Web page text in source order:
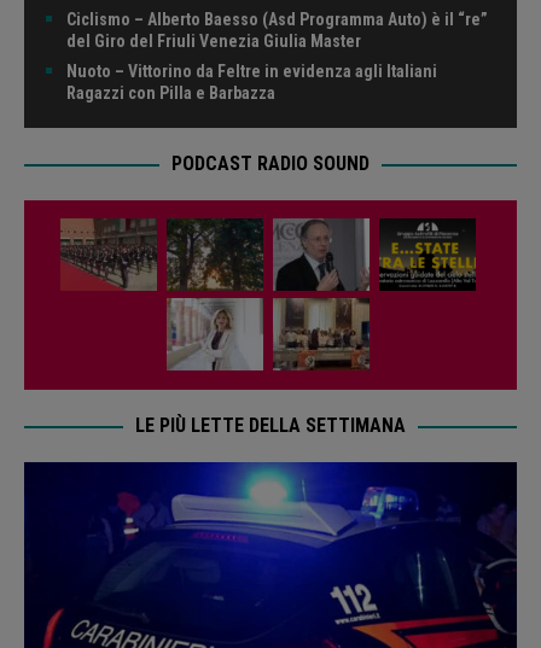
Ciclismo – Alberto Baesso (Asd Programma Auto) è il “re”
del Giro del Friuli Venezia Giulia Master
Nuoto – Vittorino da Feltre in evidenza agli Italiani
Ragazzi con Pilla e Barbazza
PODCAST RADIO SOUND
LE PIÙ LETTE DELLA SETTIMANA